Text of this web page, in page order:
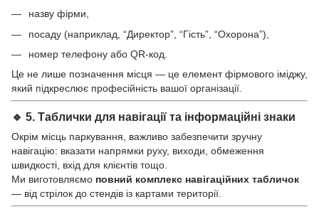
назву фірми,
посаду (наприклад, “Директор”, “Гість”, “Охорона”),
номер телефону або QR-код.
Це не лише позначення місця — це елемент фірмового іміджу,
який підкреслює професійність вашої організації.
🔹 5. Таблички для навігації та інформаційні знаки
Окрім місць паркування, важливо забезпечити зручну
навігацію: вказати напрямки руху, виходи, обмеження
швидкості, вхід для клієнтів тощо.
Ми виготовляємо повний комплекс навігаційних табличок
— від стрілок до стендів із картами території.